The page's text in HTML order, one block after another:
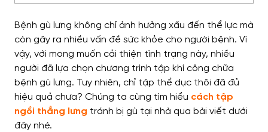
Bệnh gù lưng không chỉ ảnh hưởng xấu đến thể lực mà
còn gây ra nhiều vấn đề sức khỏe cho người bệnh. Vì
vậy, với mong muốn cải thiện tình trạng này, nhiều
người đã lựa chọn chương trình tập khí công chữa
bệnh gù lưng. Tuy nhiên, chỉ tập thể dục thôi đã đủ
hiệu quả chưa? Chúng ta cùng tìm hiểu cách tập
ngồi thẳng lưng tránh bị gù tại nhà qua bài viết dưới
đây nhé.